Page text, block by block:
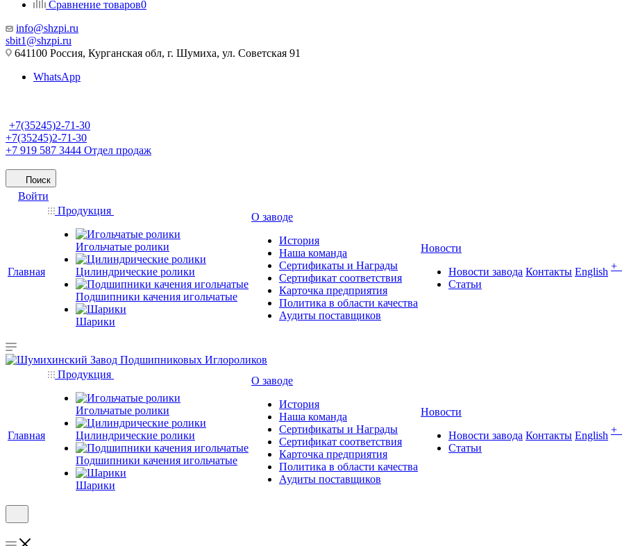
Сравнение товаров0
info@shzpi.ru
sbit1@shzpi.ru
641100 Россия, Курганская обл, г. Шумиха, ул. Советская 91
WhatsApp
+7(35245)2-71-30
+7(35245)2-71-30
+7 919 587 3444 Отдел продаж
Поиск
Войти
Главная
Продукция
Игольчатые ролики
Цилиндрические ролики
Подшипники качения игольчатые
Шарики
О заводе
История
Наша команда
Сертификаты и Награды
Сертификат соответствия
Карточка предприятия
Политика в области качества
Аудиты поставщиков
Новости
Новости завода
Статьи
Контакты English +
Главная
Продукция
Игольчатые ролики
Цилиндрические ролики
Подшипники качения игольчатые
Шарики
О заводе
История
Наша команда
Сертификаты и Награды
Сертификат соответствия
Карточка предприятия
Политика в области качества
Аудиты поставщиков
Новости
Новости завода
Статьи
Контакты English +